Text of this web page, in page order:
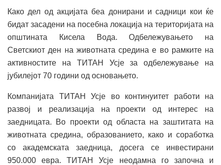
Како дел од акцијата беа донирани и садници кои ќе
бидат засадени на посебна локација на територијата на
општината Кисела Вода. Одбележувањето на
Светскиот ден на животната средина е во рамките на
активностите на ТИТАН Усје за одбележување на
јубилејот 70 години од основањето.
Компанијата ТИТАН Усје во континуитет работи на
развој и реализација на проекти од интерес на
заедницата. Во проекти од областа на заштитата на
животната средина, образованието, како и соработка
со академската заедница, досега се инвестирани
950.000 евра. ТИТАН Усје неодамна го започна и